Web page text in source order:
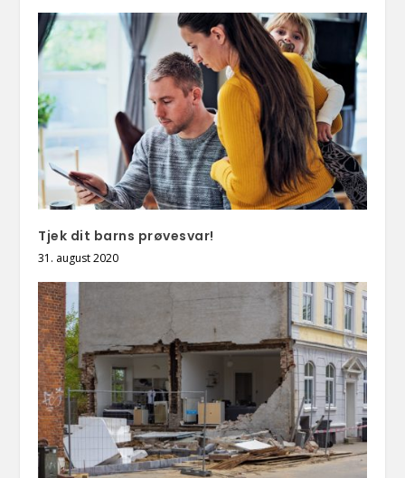
Tjek dit barns prøvesvar!
31. august 2020